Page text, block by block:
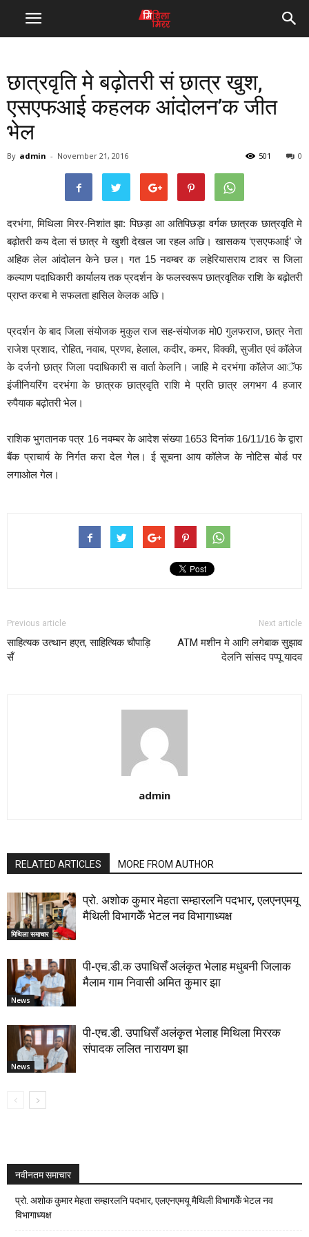
छात्रवृति मे बढ़ोतरी सं छात्र खुश,
एसएफआई कहलक आंदोलन’क जीत
भेल
By admin - November 21, 2016 0
501
दरभंगा, मिथिला मिरर-निशांत झा: पिछड़ा आ अतिपिछड़ा वर्गक छात्रक छात्रवृति मे
बढ़ोतरी कय देला सं छात्र मे खुशी देखल जा रहल अछि। खासकय ‘एसएफआई’ जे
अहिक लेल आंदोलन केने छल। गत 15 नवम्बर क लहेरियासराय टावर स जिला
कल्याण पदाधिकारी कार्यालय तक प्रदर्शन के फलस्वरूप छात्रवृतिक राशि के बढ़ोतरी
प्राप्त करबा मे सफलता हासिल केलक अछि।
प्रदर्शन के बाद जिला संयोजक मुकुल राज सह-संयोजक मो0 गुलफराज, छात्र नेता
राजेश प्रशाद, रोहित, नवाब, प्रणव, हेलाल, कदीर, कमर, विक्की, सुजीत एवं कॉलेज
के दर्जनो छात्र जिला पदाधिकारी स वार्ता केलनि। जाहि मे दरभंगा कॉलेज आॅफ
इंजीनियरिंग दरभंगा के छात्रक छात्रवृति राशि मे प्रति छात्र लगभग 4 हजार
रुपैयाक बढ़ोतरी भेल।
राशिक भुगतानक पत्र 16 नवम्बर के आदेश संख्या 1653 दिनांक 16/11/16 के द्वारा
बैंक प्राचार्य के निर्गत करा देल गेल। ई सूचना आय कॉलेज के नोटिस बोर्ड पर
लगाओल गेल।
Previous article
साहित्यक उत्थान हएत, साहित्यिक चौपाड़ि
सँ
Next article
ATM मशीन मे आगि लगेबाक सुझाव
देलनि सांसद पप्पू यादव
admin
RELATED ARTICLES MORE FROM AUTHOR
मिथिला समाचार
प्रो. अशोक कुमार मेहता सम्हारलनि पदभार, एलएनएमयू
मैथिली विभागकेँ भेटल नव विभागाध्यक्ष
News
पी-एच.डी.क उपाधिसँ अलंकृत भेलाह मधुबनी जिलाक
मैलाम गाम निवासी अमित कुमार झा
News
पी-एच.डी. उपाधिसँ अलंकृत भेलाह मिथिला मिररक
संपादक ललित नारायण झा
नवीनतम समाचार
प्रो. अशोक कुमार मेहता सम्हारलनि पदभार, एलएनएमयू मैथिली विभागकेँ भेटल नव
विभागाध्यक्ष